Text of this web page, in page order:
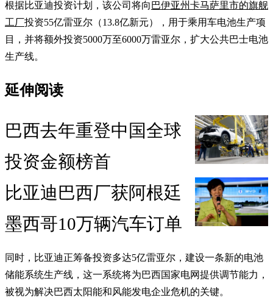
根据比亚迪投资计划，该公司将向 巴伊亚州卡马萨里市的旗舰
工厂投资55亿雷亚尔（13.8亿新元），用于乘用车电池生产项
目，并将额外投资5000万至6000万雷亚尔，扩大公共巴士电池
生产线。
延伸阅读
巴西去年重登中国全球
投资金额榜首
比亚迪巴西厂获阿根廷
墨西哥10万辆汽车订单
同时，比亚迪正筹备投资多达5亿雷亚尔，建设一条新的电池
储能系统生产线，这一系统将为巴西国家电网提供调节能力，
被视为解决巴西太阳能和风能发电企业危机的关键。